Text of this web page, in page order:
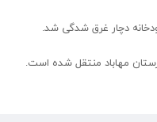
مهاباد منتقل شده است.